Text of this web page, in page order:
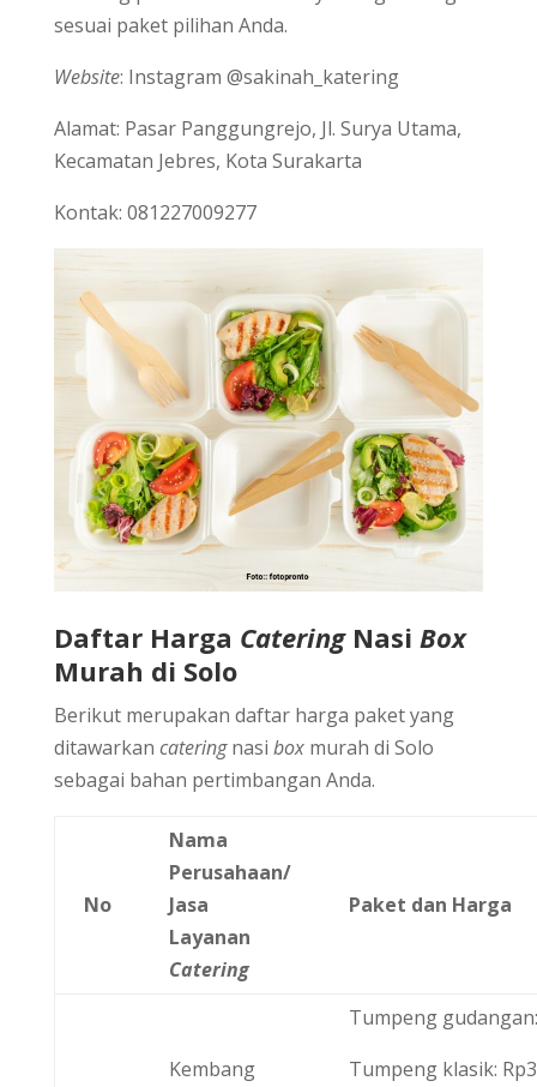
sesuai paket pilihan Anda.
Website: Instagram @sakinah_katering
Alamat: Pasar Panggungrejo, Jl. Surya Utama,
Kecamatan Jebres, Kota Surakarta
Kontak: 081227009277
Daftar Harga CateringNasi Box
Murah di Solo
Berikut merupakan daftar harga paket yang
ditawarkan cateringnasi boxmurah di Solo
sebagai bahan pertimbangan Anda.
No
Nama
Perusahaan/
Jasa
Layanan
Catering
Paket dan Harga
Kembang
Tumpeng
Tumpeng klasik: